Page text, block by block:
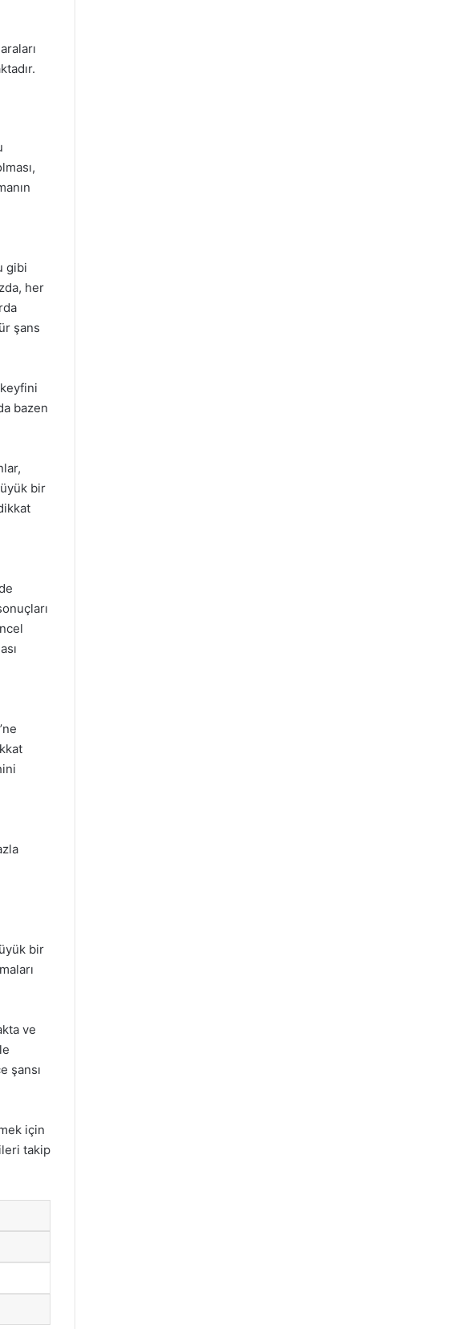
gibi
her
şans
bazen
bir
bir
ve
şansı
için
takip